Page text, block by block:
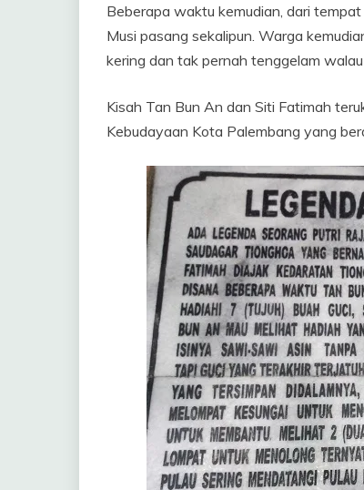
Beberapa waktu kemudian, dari
Musi pasang sekalipun. Warga
kering dan tak pernah tenggelam
Kisah Tan Bun An dan Siti Fatimah
Kebudayaan Kota Palembang yang